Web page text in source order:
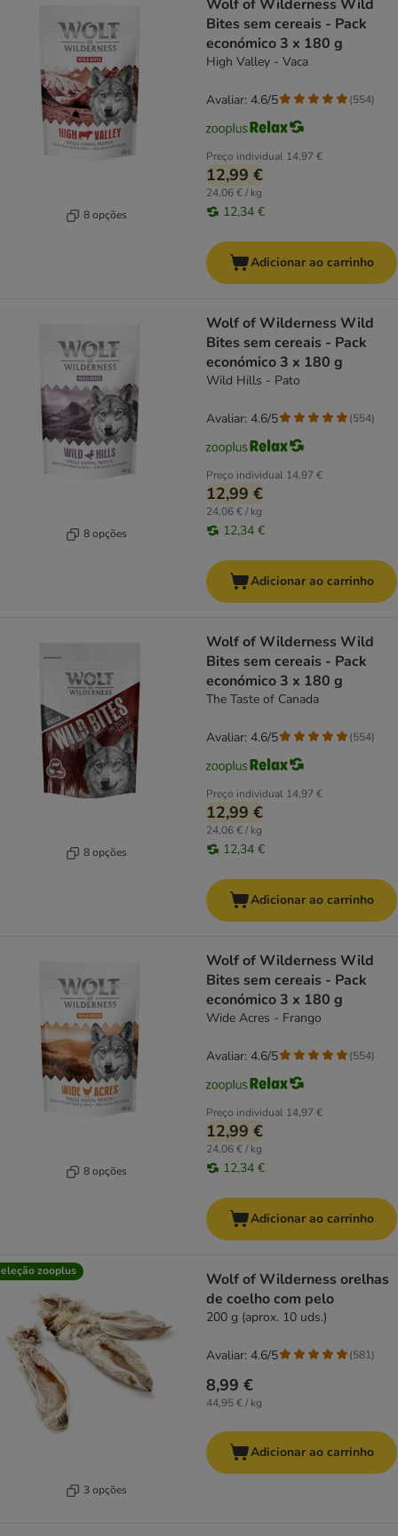
8 opções
Wolf of Wilderness Wild
Bites sem cereais - Pack
económico 3 x 180 g
High Valley - Vaca
Preço individual 14,97 €
12,99 €
24,06 € / kg
12,34 €
Avaliar: 4.6/5 (554)
Adicionar ao carrinho
8 opções
Wolf of Wilderness Wild
Bites sem cereais - Pack
económico 3 x 180 g
Wild Hills - Pato
Preço individual 14,97 €
12,99 €
24,06 € / kg
12,34 €
Avaliar: 4.6/5 (554)
Adicionar ao carrinho
8 opções
Wolf of Wilderness Wild
Bites sem cereais - Pack
económico 3 x 180 g
The Taste of Canada
Preço individual 14,97 €
12,99 €
24,06 € / kg
12,34 €
Avaliar: 4.6/5 (554)
Adicionar ao carrinho
8 opções
Wolf of Wilderness Wild
Bites sem cereais - Pack
económico 3 x 180 g
Wide Acres - Frango
Preço individual 14,97 €
12,99 €
24,06 € / kg
12,34 €
Avaliar: 4.6/5 (554)
Adicionar ao carrinho
zooplus
3 opções
Wolf of Wilderness orelhas
de coelho com pelo
200 g (aprox. 10 uds.)
8,99 €
44,95 € / kg
Avaliar: 4.6/5 (581)
Adicionar ao carrinho